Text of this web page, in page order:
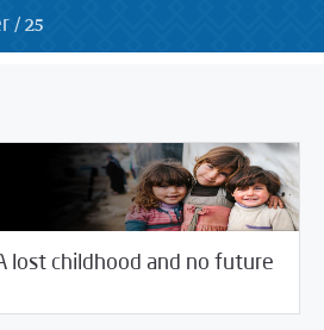
/25
lost childhood and no future